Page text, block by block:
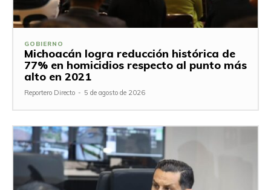
GOBIERNO
Michoacán logra reducción histórica de
77% en homicidios respecto al punto más
alto en 2021
Reportero Directo - 5 de agosto de 2026